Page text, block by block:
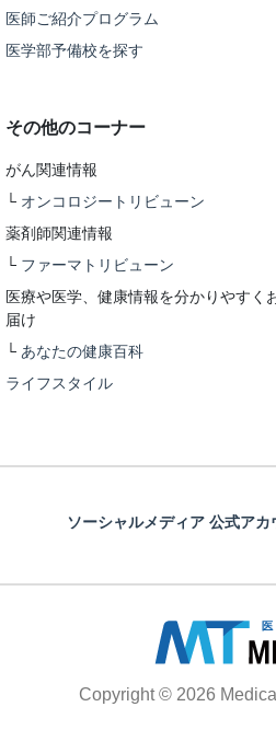
医師ご紹介プログラム
医学部予備校を探す
その他のコーナー
がん関連情報
└ オンコロジートリビューン
薬剤師関連情報
└ ファーマトリビューン
医療や医学、健康情報を分かりやすく
届け
└ あなたの健康百科
ライフスタイル
ソーシャルメディア 公式アカ
Copyright © 2026